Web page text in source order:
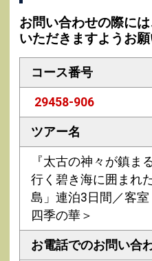
お問い合わせの際に
いただきますようお願
コース番号
29458-906
ツアー名
『太古の神々が鎮ま
行く碧き海に囲まれ
島」連泊3日間／客
四季の華＞
お電話でのお問い合